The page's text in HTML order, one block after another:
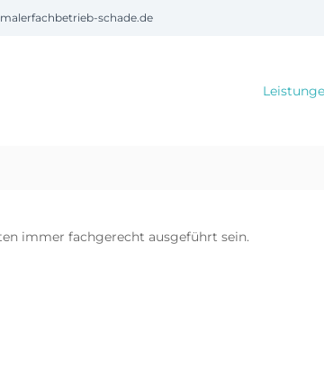
schade.de
immer fachgerecht ausgeführt sein.